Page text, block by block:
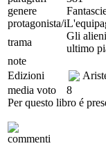
genere
protagonista/i
trama
Gli
ultimo
note
Edizioni
media voto
8
Per questo libro é
commenti